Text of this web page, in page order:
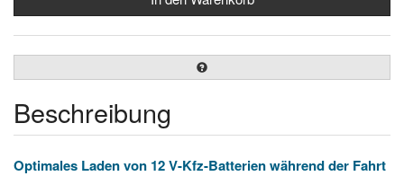
Beschreibung
Optimales Laden von 12 V-Kfz-Batterien während der Fahrt